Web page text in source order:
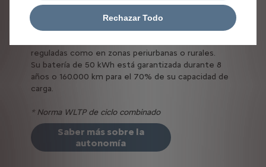
Berlingo Van Eléctrico satisface todas tus
necesidades de desplazamiento diario. Es un
vehículo que ofrece una gran libertad de
reguladas como en zonas periurbanas o rurales.
Su batería de 50 kWh está garantizada durante 8
años o 160.000 km para el 70% de su capacidad de
carga.
* Norma WLTP de ciclo combinado
Saber más sobre la
autonomía
Rechazar Todo